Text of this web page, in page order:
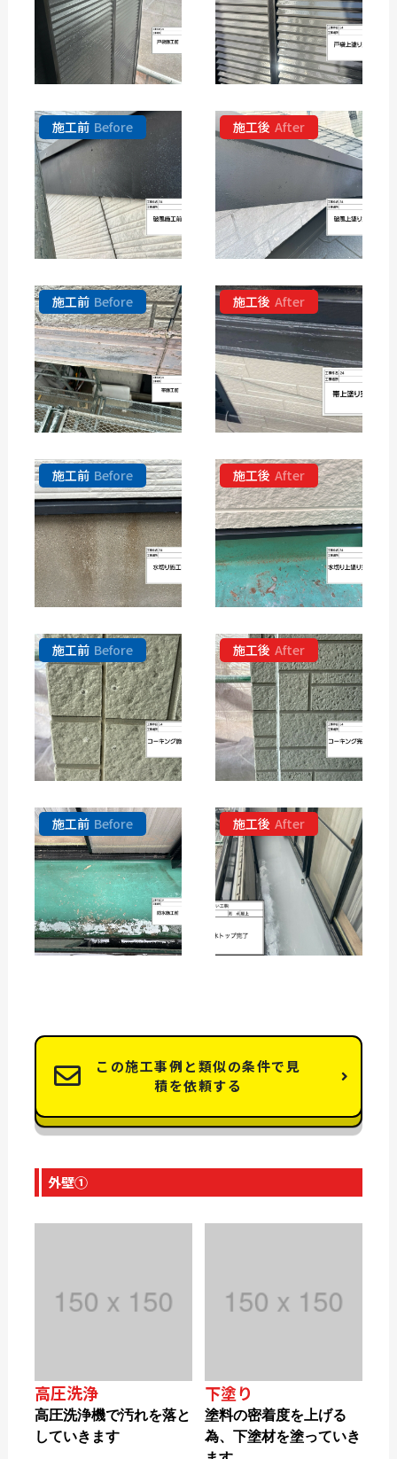
施工前 Before 施工後 After
施工前 Before 施工後 After
施工前 Before 施工後 After
施工前 Before 施工後 After
施工前 Before 施工後 After
この施工事例と類似の条件で見
積を依頼する
外壁①
高圧洗浄
高圧洗浄機で汚れを落と
していきます
下塗り
塗料の密着度を上げる
為、下塗材を塗っていき